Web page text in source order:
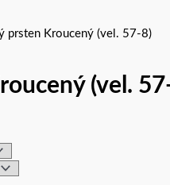
prsten Kroucený (vel. 57-8)
(vel.